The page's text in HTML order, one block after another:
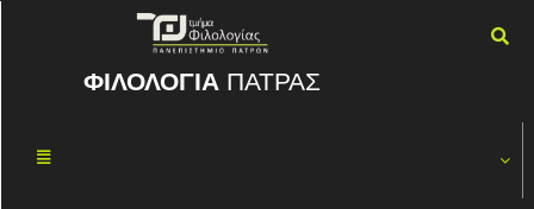
ΦΙΛΟΛΟΓΙΑ ΠΑΤΡΑΣ
29